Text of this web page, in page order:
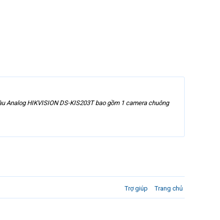
Analog HIKVISION DS-KIS203T bao gồm 1 camera chuông
Trợ giúp Trang chủ